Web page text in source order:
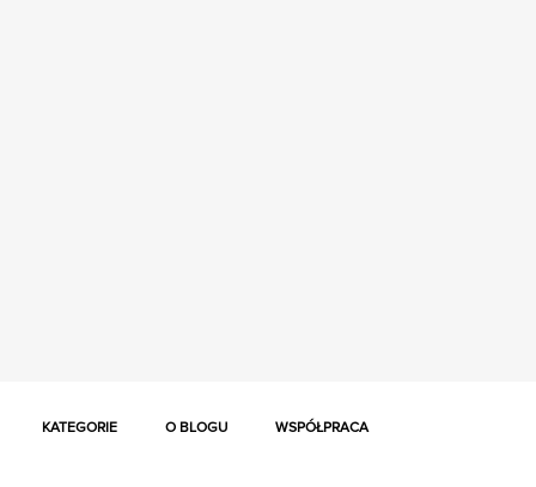
KATEGORIE O BLOGU WSPÓŁPRACA